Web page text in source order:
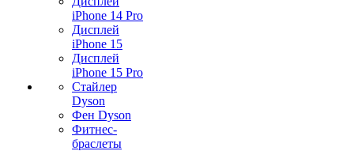
iPhone 14 Pro
Дисплей
iPhone 15
Дисплей
iPhone 15 Pro
Стайлер
Dyson
Фен Dyson
Фитнес-
браслеты